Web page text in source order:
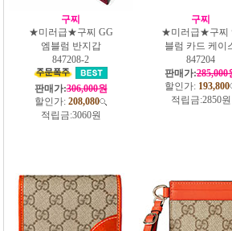
구찌
★미러급★구찌 GG
엠블럼 반지갑
847208-2
판매가:306,000원
할인가: 208,080
적립금:3060원
구찌
★미러급★구찌
블럼 카드 케이
847204
판매가:285,000
할인가: 193,800
적립금:2850원